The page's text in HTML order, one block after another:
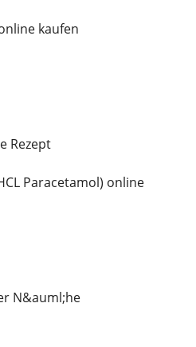
kaufen
Rezept
Paracetamol) online
N&auml;he